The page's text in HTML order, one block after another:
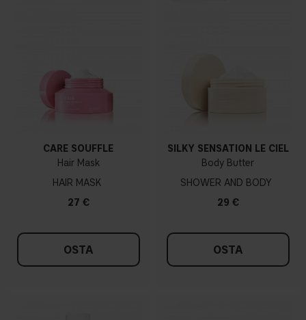
CARE SOUFFLÉ
Hair Mask
HAIR MASK
27 €
OSTA
SILKY SENSATION LE CIEL
Body Butter
SHOWER AND BODY
29 €
OSTA